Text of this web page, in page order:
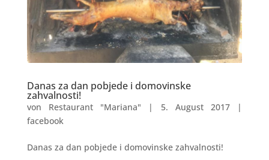
Danas za dan pobjede i domovinske
zahvalnosti!
von Restaurant "Mariana" | 5. August 2017 |
facebook
Danas za dan pobjede i domovinske zahvalnosti!